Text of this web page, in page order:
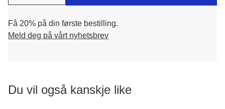
Få 20% på din første bestilling.
Meld deg på vårt nyhetsbrev
Du vil også kanskje like